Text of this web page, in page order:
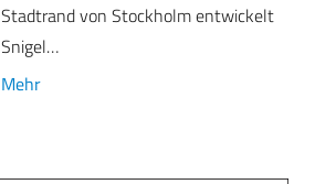
Stadtrand von Stockholm entwickelt
Snigel…
Mehr